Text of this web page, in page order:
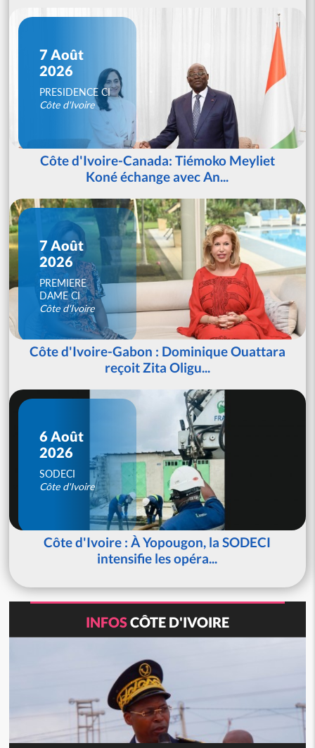
7 Août
2026
PRESIDENCE CI
Côte d'Ivoire
Côte d'Ivoire-Canada: Tiémoko Meyliet
Koné échange avec An...
7 Août
2026
PREMIERE
DAME CI
Côte d'Ivoire
Côte d'Ivoire-Gabon : Dominique Ouattara
reçoit Zita Oligu...
6 Août
2026
SODECI
Côte d'Ivoire
Côte d'Ivoire : À Yopougon, la SODECI
intensifie les opéra...
INFOSCÔTE D'IVOIRE